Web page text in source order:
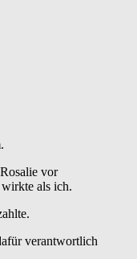
vor
als ich.
verantwortlich